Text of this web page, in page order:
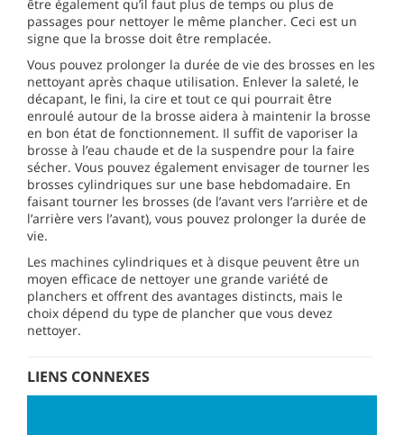
être également qu’il faut plus de temps ou plus de
passages pour nettoyer le même plancher. Ceci est un
signe que la brosse doit être remplacée.
Vous pouvez prolonger la durée de vie des brosses en les
nettoyant après chaque utilisation. Enlever la saleté, le
décapant, le fini, la cire et tout ce qui pourrait être
enroulé autour de la brosse aidera à maintenir la brosse
en bon état de fonctionnement. Il suffit de vaporiser la
brosse à l’eau chaude et de la suspendre pour la faire
sécher. Vous pouvez également envisager de tourner les
brosses cylindriques sur une base hebdomadaire. En
faisant tourner les brosses (de l’avant vers l’arrière et de
l’arrière vers l’avant), vous pouvez prolonger la durée de
vie.
Les machines cylindriques et à disque peuvent être un
moyen efficace de nettoyer une grande variété de
planchers et offrent des avantages distincts, mais le
choix dépend du type de plancher que vous devez
nettoyer.
LIENS CONNEXES